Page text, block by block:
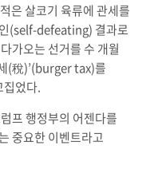
은 살코기 육류에 관세를
(self-defeating) 결과로
가오는 선거를 수 개월
(稅)’(burger tax)를
집었다.
프 행정부의 어젠다를
중요한 이벤트라고